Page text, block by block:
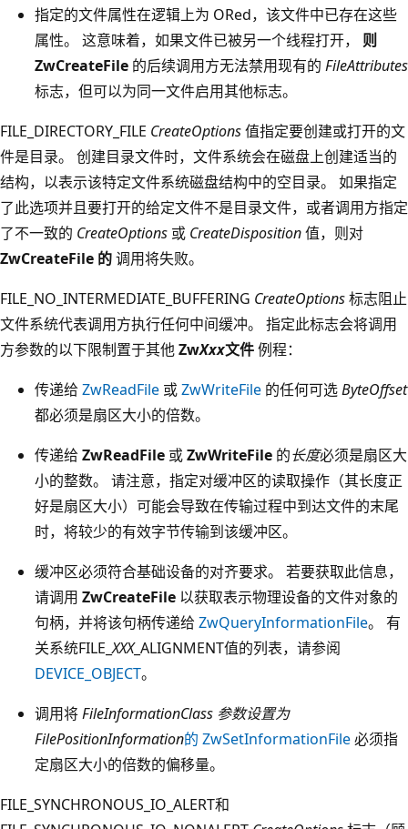
指定的文件属性在逻辑上为 ORed，该文件中已存在这些
属性。 这意味着，如果文件已被另一个线程打开， 则
ZwCreateFile 的后续调用方无法禁用现有的 FileAttributes
标志，但可以为同一文件启用其他标志。
FILE_DIRECTORY_FILE CreateOptions值指定要创建或打开的文
件是目录。 创建目录文件时，文件系统会在磁盘上创建适当的
结构，以表示该特定文件系统磁盘结构中的空目录。 如果指定
了此选项并且要打开的给定文件不是目录文件，或者调用方指定
了不一致的 CreateOptions 或 CreateDisposition值，则对
ZwCreateFile 的调用将失败。
FILE_NO_INTERMEDIATE_BUFFERING CreateOptions标志阻止
文件系统代表调用方执行任何中间缓冲。 指定此标志会将调用
方参数的以下限制置于其他ZwXxx文件例程：
传递给 ZwReadFile 或ZwWriteFile 的任何可选ByteOffset
都必须是扇区大小的倍数。
传递给 ZwReadFile 或ZwWriteFile 的长度必须是扇区大
小的整数。 请注意，指定对缓冲区的读取操作（其长度正
好是扇区大小）可能会导致在传输过程中到达文件的末尾
时，将较少的有效字节传输到该缓冲区。
缓冲区必须符合基础设备的对齐要求。 若要获取此信息，
请调用 ZwCreateFile 以获取表示物理设备的文件对象的
句柄，并将该句柄传递给 ZwQueryInformationFile。 有
关系统FILE_XXX_ALIGNMENT值的列表，请参阅
DEVICE_OBJECT。
调用将FileInformationClass 参数设置为
FilePositionInformation的 ZwSetInformationFile必须指
定扇区大小的倍数的偏移量。
FILE_SYNCHRONOUS_IO_ALERT和